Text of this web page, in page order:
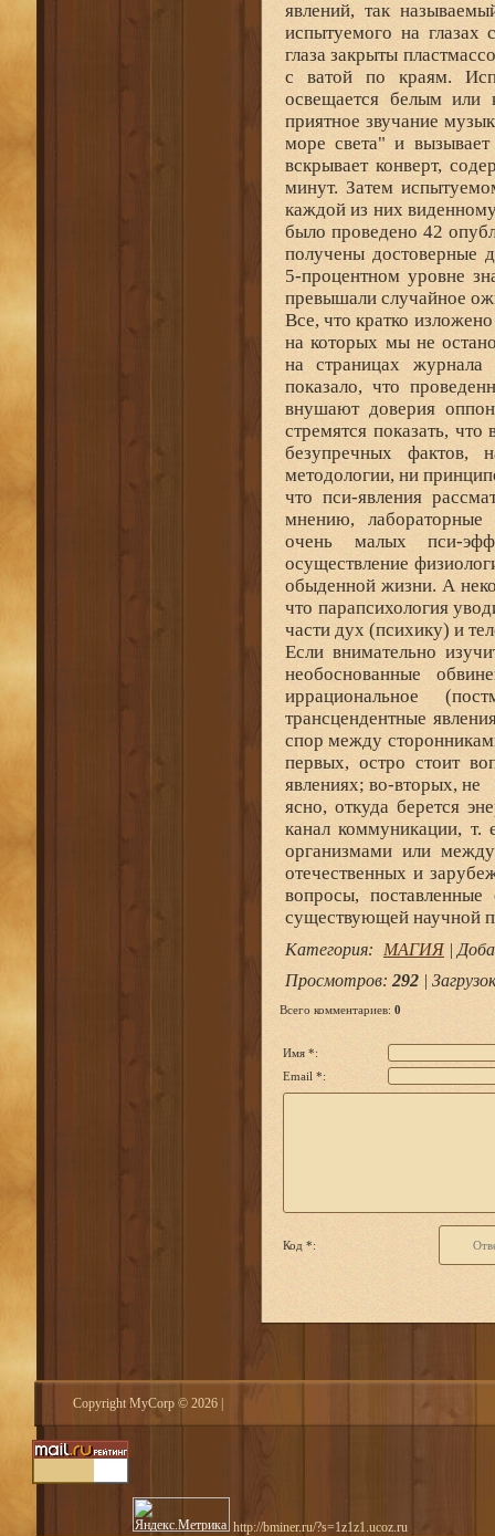
явлений, так
испытуемого на глазах
глаза закрыты
с ватой по краям.
освещается белым
приятное звучание
море света" и вызывает
вскрывает конверт,
минут. Затем
каждой из них
было проведено 42
получены достоверные
5-процентном уровне
превышали случайное
Все, что кратко
на которых мы не
на страницах
показало, что
внушают доверия
стремятся показать,
безупречных фактов,
методологии, ни
что пси-явления
мнению, лабораторные
очень малых пси-
осуществление
обыденной жизни. А
что парапсихология
части дух (психику) и
Если внимательно
необоснованные
иррациональное
трансцендентные
спор между
первых, остро стоит
явлениях; во-вторых, не
ясно, откуда берется
канал коммуникации, т.
организмами или
отечественных и
вопросы,
существующей научной
Категория: МАГИЯ |
Просмотров: 292 | Загрузок
Всего комментариев: 0
Имя *:
Email *:
Код *:
Copyright MyCorp © 2026
http://bminer.ru/?s=1z1z1.ucoz.ru